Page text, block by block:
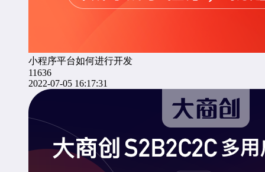
小程序平台如何进行开发
11636
2022-07-05 16:17:31